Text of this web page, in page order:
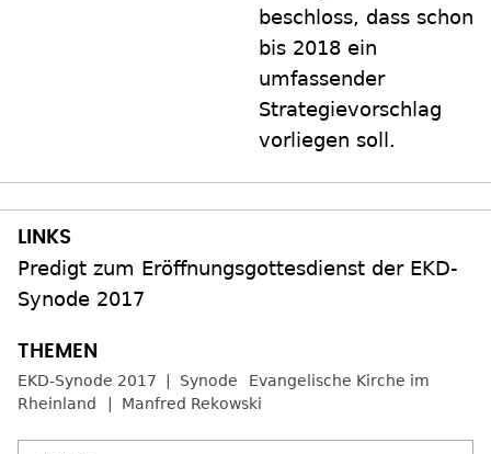
beschloss, dass schon
bis 2018 ein
umfassender
Strategievorschlag
vorliegen soll.
Predigt zum Eröffnungsgottesdienst der EKD-
Synode 2017
EKD-Synode 2017 Synode
Evangelische Kirche im
Rheinland
Manfred Rekowski